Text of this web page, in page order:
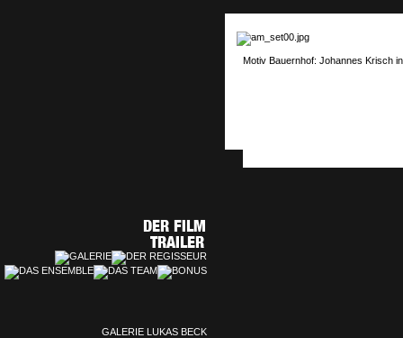
GALERIE LUKAS BECK
Motiv Bauernhof: Johannes Krisch